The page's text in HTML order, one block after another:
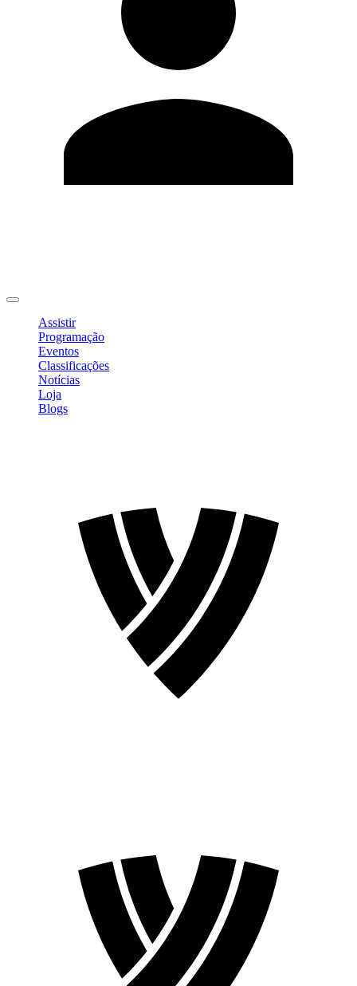
Assistir
Programação
Eventos
Classificações
Notícias
Loja
Blogs